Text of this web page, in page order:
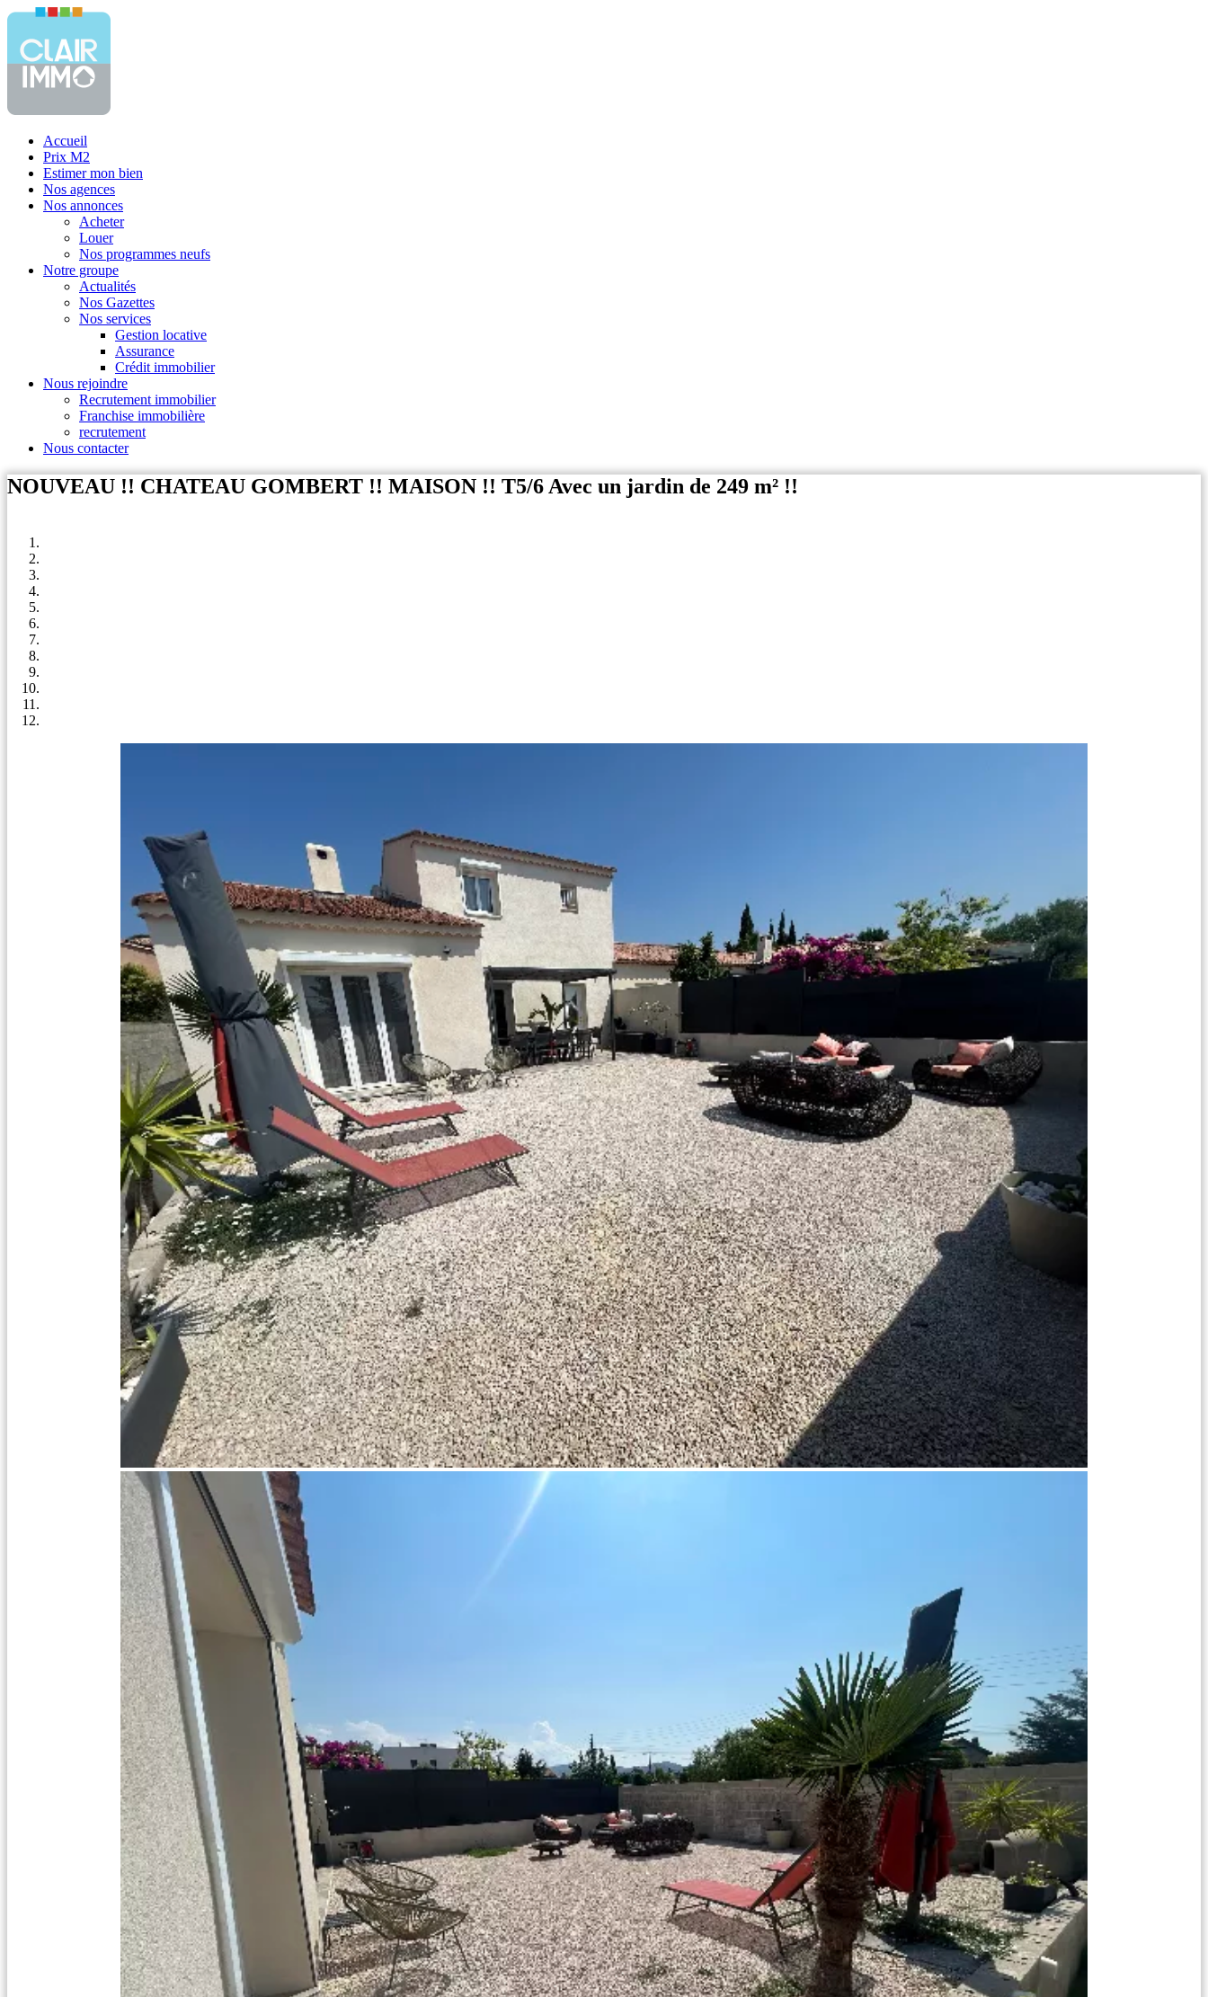
Accueil
Prix M2
Estimer mon bien
Nos agences
Nos annonces
Acheter
Louer
Nos programmes neufs
Notre groupe
Actualités
Nos Gazettes
Nos services
Gestion locative
Assurance
Crédit immobilier
Nous rejoindre
Recrutement immobilier
Franchise immobilière
recrutement
Nous contacter
NOUVEAU !! CHATEAU GOMBERT !! MAISON !! T5/6 Avec un jardin de 249 m² !!